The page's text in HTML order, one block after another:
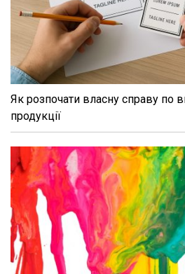
Як розпочати власну справу по
продукції